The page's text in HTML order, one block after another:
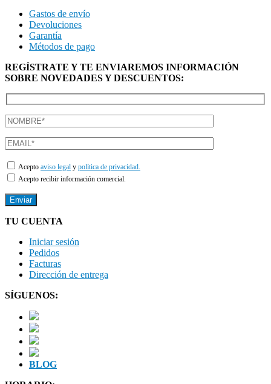
Gastos de envío
Devoluciones
Garantía
Métodos de pago
REGÍSTRATE Y TE ENVIAREMOS INFORMACIÓN
SOBRE NOVEDADES Y DESCUENTOS:
Acepto aviso legal y política de privacidad.
Acepto recibir información comercial.
TU CUENTA
Iniciar sesión
Pedidos
Facturas
Dirección de entrega
SÍGUENOS:
BLOG